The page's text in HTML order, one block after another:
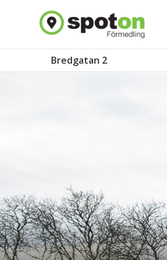
Bredgatan 2